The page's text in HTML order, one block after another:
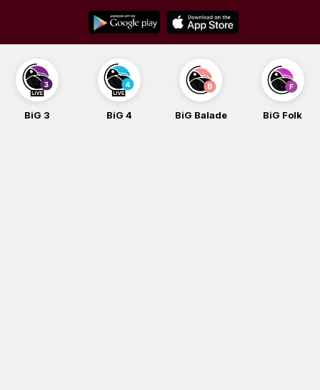
content
BiG 3 BiG 4 BiG Balade BiG Folk